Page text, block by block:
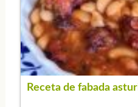
Receta de fabada